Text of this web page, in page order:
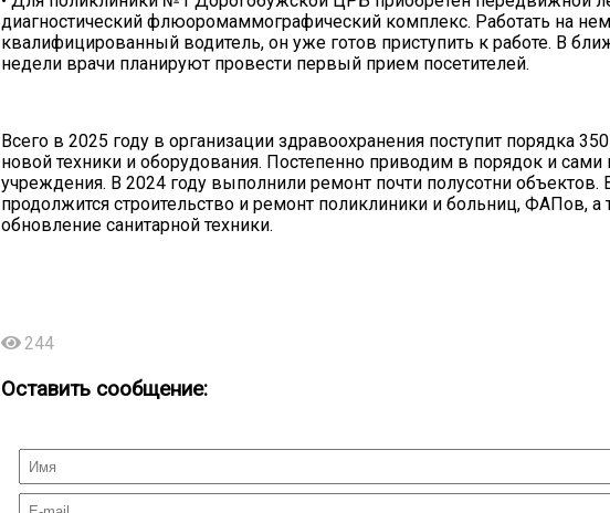
диагностический флюоромаммографический комплекс. Работать на
квалифицированный водитель, он уже готов приступить к работе. В
недели врачи планируют провести первый прием посетителей.
Всего в 2025 году в организации здравоохранения поступит порядка
новой техники и оборудования. Постепенно приводим в порядок и
учреждения. В 2024 году выполнили ремонт почти полусотни объектов.
продолжится строительство и ремонт поликлиники и больниц, ФАПов, а
обновление санитарной техники.
244
Оставить сообщение: